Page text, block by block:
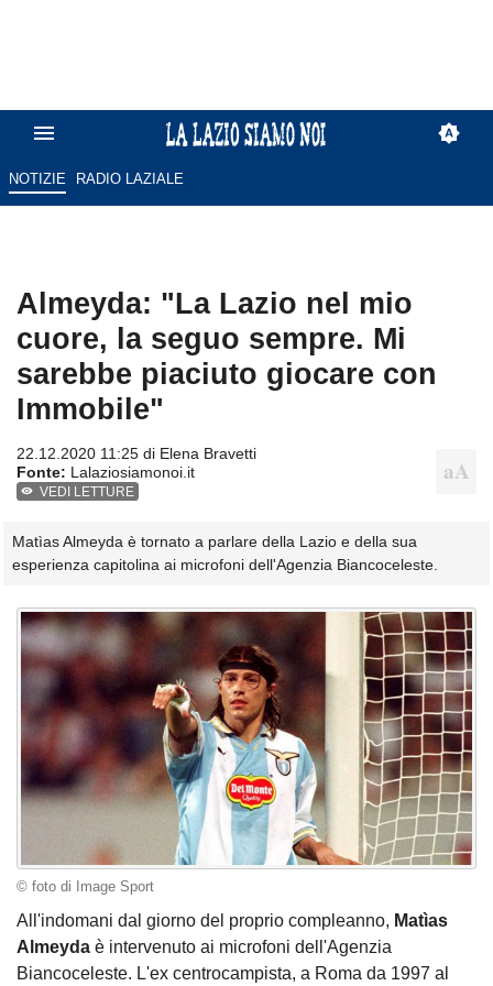
NOTIZIE RADIO LAZIALE
Almeyda: "La Lazio nel mio
cuore, la seguo sempre. Mi
sarebbe piaciuto giocare con
Immobile"
22.12.2020 11:25 di Elena Bravetti
Fonte: Lalaziosiamonoi.it
VEDI LETTURE
Matìas Almeyda è tornato a parlare della Lazio e della sua
esperienza capitolina ai microfoni dell'Agenzia Biancoceleste.
© foto di Image Sport
All'indomani dal giorno del proprio compleanno, Matìas
Almeyda è intervenuto ai microfoni dell'Agenzia
Biancoceleste. L'ex centrocampista, a Roma da 1997 al